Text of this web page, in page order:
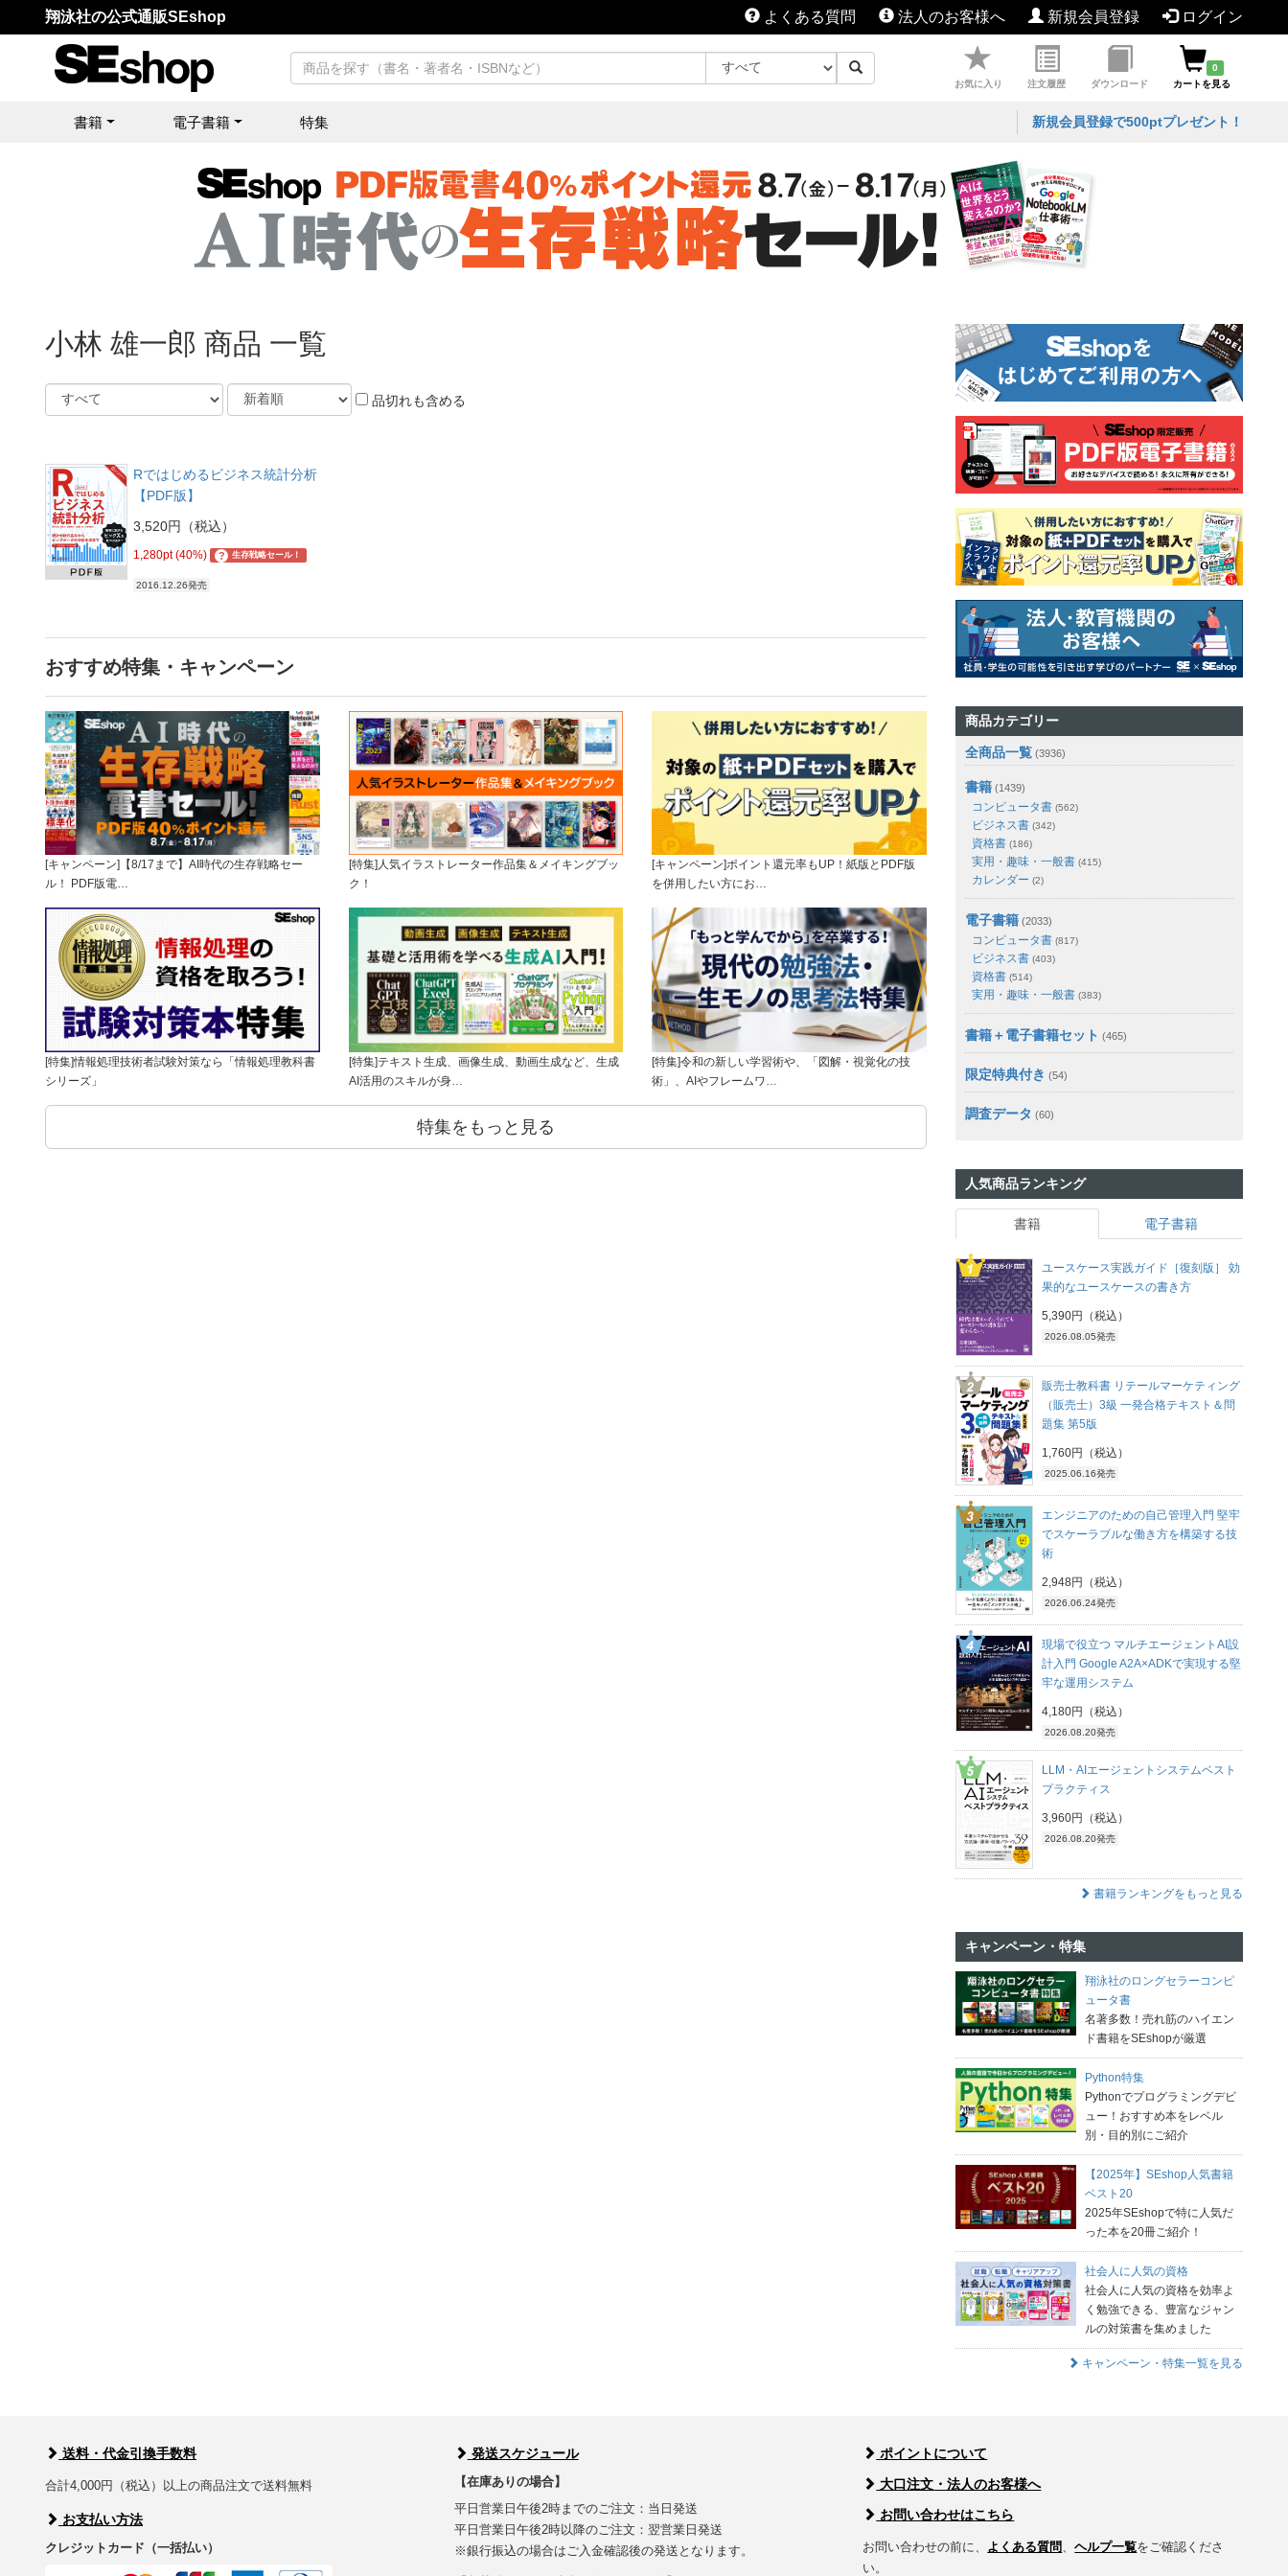
翔泳社の公式通販SEshop よくある質問 法人のお客様へ 新規会員登録 ログイン
お気に入り 注文履歴 ダウンロード
0
カートを見る
書籍 電子書籍 特集 新規会員登録で500ptプレゼント！
小林 雄一郎 商品 一覧
品切れも含める
Rではじめるビジネス統計分析
【PDF版】
3,520円（税込）
1,280pt (40%) ? 生存戦略セール！
2016.12.26発売
おすすめ特集・キャンペーン
[キャンペーン]【8/17まで】AI時代の生存戦略セー
ル！ PDF版電…
[特集]人気イラストレーター作品集＆メイキングブッ
ク！
[キャンペーン]ポイント還元率もUP！紙版とPDF版
を併用したい方にお…
[特集]情報処理技術者試験対策なら「情報処理教科書
シリーズ」
[特集]テキスト生成、画像生成、動画生成など、生成
AI活用のスキルが身…
[特集]令和の新しい学習術や、「図解・視覚化の技
術」、AIやフレームワ…
特集をもっと見る
商品カテゴリー
全商品一覧 (3936)
書籍 (1439)
コンピュータ書 (562)
ビジネス書 (342)
資格書 (186)
実用・趣味・一般書 (415)
カレンダー (2)
電子書籍 (2033)
コンピュータ書 (817)
ビジネス書 (403)
資格書 (514)
実用・趣味・一般書 (383)
書籍＋電子書籍セット (465)
限定特典付き (54)
調査データ (60)
人気商品ランキング
書籍 電子書籍
ユースケース実践ガイド［復刻版］ 効
果的なユースケースの書き方
5,390円（税込）
2026.08.05発売
販売士教科書 リテールマーケティング
（販売士）3級 一発合格テキスト＆問
題集 第5版
1,760円（税込）
2025.06.16発売
エンジニアのための自己管理入門 堅牢
でスケーラブルな働き方を構築する技
術
2,948円（税込）
2026.06.24発売
現場で役立つ マルチエージェントAI設
計入門 Google A2A×ADKで実現する堅
牢な運用システム
4,180円（税込）
2026.08.20発売
LLM・AIエージェントシステムベスト
プラクティス
3,960円（税込）
2026.08.20発売
書籍ランキングをもっと見る
キャンペーン・特集
翔泳社のロングセラーコンピ
ュータ書
名著多数！売れ筋のハイエン
ド書籍をSEshopが厳選
Python特集
Pythonでプログラミングデビ
ュー！おすすめ本をレベル
別・目的別にご紹介
【2025年】SEshop人気書籍
ベスト20
2025年SEshopで特に人気だ
った本を20冊ご紹介！
社会人に人気の資格
社会人に人気の資格を効率よ
く勉強できる、豊富なジャン
ルの対策書を集めました
キャンペーン・特集一覧を見る
送料・代金引換手数料
合計4,000円（税込）以上の商品注文で送料無料
お支払い方法
クレジットカード（一括払い）
発送スケジュール
【在庫ありの場合】
平日営業日午後2時までのご注文：当日発送
平日営業日午後2時以降のご注文：翌営業日発送
※銀行振込の場合はご入金確認後の発送となります。
ポイントについて
大口注文・法人のお客様へ
お問い合わせはこちら
お問い合わせの前に、 よくある質問、ヘルプ一覧をご確認くださ
い。